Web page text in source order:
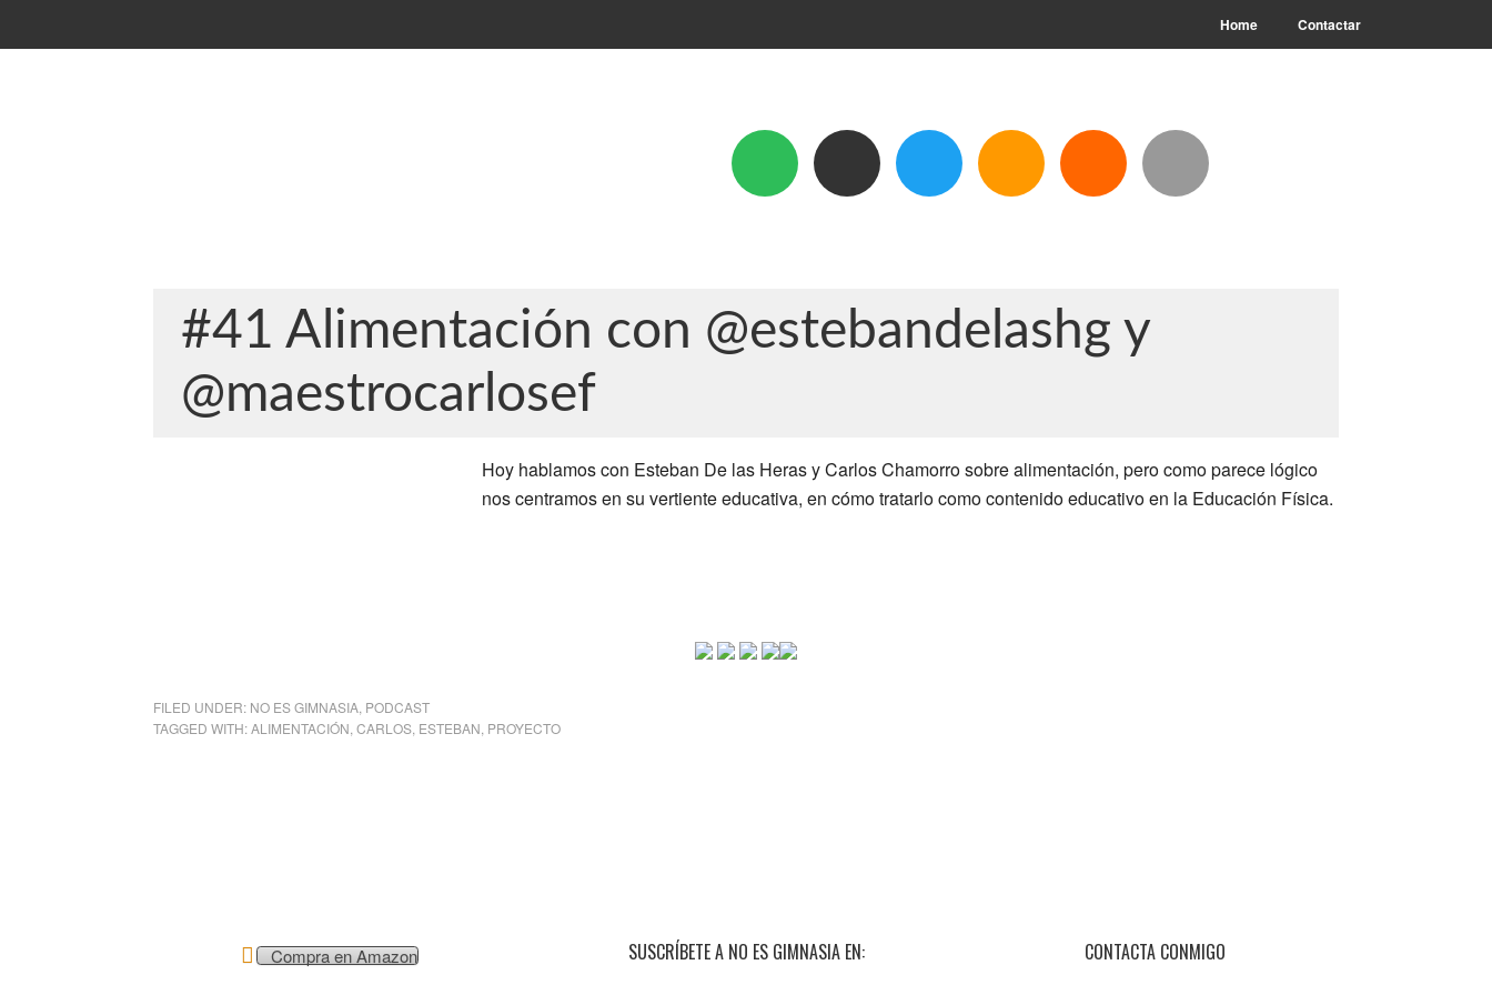
Home Contactar
#41 Alimentación con @estebandelashg y
@maestrocarlosef
Hoy hablamos con Esteban De las Heras y Carlos Chamorro sobre alimentación, pero como parece lógico
nos centramos en su vertiente educativa, en cómo tratarlo como contenido educativo en la Educación Física.
FILED UNDER: NO ES GIMNASIA PODCAST
TAGGED WITH:ALIMENTACIÓN CARLOS ESTEBAN PROYECTO
Compra en Amazon SUSCRÍBETE A NO ES GIMNASIA EN: CONTACTA CONMIGO